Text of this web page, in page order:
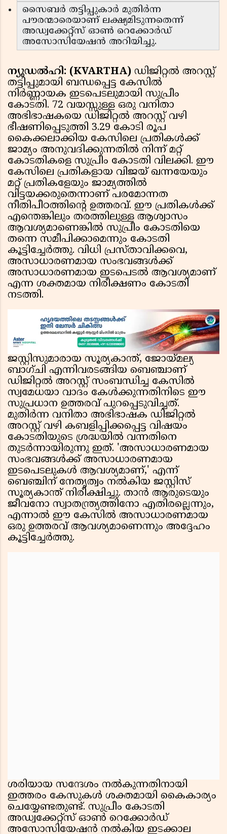
സൈബർ തട്ടിപ്പുകാർ മുതിർന്ന
പൗരന്മാരെയാണ് ലക്ഷ്യമിടുന്നതെന്ന്
അഡ്വക്കേറ്റ്സ് ഓൺ റെക്കോർഡ്
അസോസിയേഷൻ അറിയിച്ചു.
ന്യൂഡൽഹി: (KVARTHA) ഡിജിറ്റൽ അറസ്റ്റ്
തട്ടിപ്പുമായി ബന്ധപ്പെട്ട കേസിൽ
നിർണ്ണായക ഇടപെടലുമായി സുപ്രീം
കോടതി. 72 വയസ്സുള്ള ഒരു വനിതാ
അഭിഭാഷകയെ ഡിജിറ്റൽ അറസ്റ്റ് വഴി
ഭീഷണിപ്പെടുത്തി 3.29 കോടി രൂപ
കൈക്കലാക്കിയ കേസിലെ പ്രതികൾക്ക്
ജാമ്യം അനുവദിക്കുന്നതിൽ നിന്ന് മറ്റ്
കോടതികളെ സുപ്രീം കോടതി വിലക്കി. ഈ
കേസിലെ പ്രതികളായ വിജയ് ഖന്നയേയും
മറ്റ് പ്രതികളേയും ജാമ്യത്തിൽ
വിട്ടയക്കരുതെന്നാണ് പരമോന്നത
നീതിപീഠത്തിൻ്റെ ഉത്തരവ്. ഈ പ്രതികൾക്ക്
എന്തെങ്കിലും തരത്തിലുള്ള ആശ്വാസം
ആവശ്യമാണെങ്കിൽ സുപ്രീം കോടതിയെ
തന്നെ സമീപിക്കാമെന്നും കോടതി
കൂട്ടിച്ചേർത്തു. വിധി പ്രസ്താവിക്കവെ,
അസാധാരണമായ സംഭവങ്ങൾക്ക്
അസാധാരണമായ ഇടപെടൽ ആവശ്യമാണ്
എന്ന ശക്തമായ നിരീക്ഷണം കോടതി
നടത്തി.
ജസ്റ്റിസുമാരായ സൂര്യകാന്ത്, ജോയ്‍മല്യ
ബാഗ്ചി എന്നിവരടങ്ങിയ ബെഞ്ചാണ്
ഡിജിറ്റൽ അറസ്റ്റ് സംബന്ധിച്ച കേസിൽ
സ്വമേധയാ വാദം കേൾക്കുന്നതിനിടെ ഈ
സുപ്രധാന ഉത്തരവ് പുറപ്പെടുവിച്ചത്.
മുതിർന്ന വനിതാ അഭിഭാഷക ഡിജിറ്റൽ
അറസ്റ്റ് വഴി കബളിപ്പിക്കപ്പെട്ട വിഷയം
കോടതിയുടെ ശ്രദ്ധയിൽ വന്നതിനെ
തുടർന്നായിരുന്നു ഇത്. 'അസാധാരണമായ
സംഭവങ്ങൾക്ക് അസാധാരണമായ
ഇടപെടലുകൾ ആവശ്യമാണ്,' എന്ന്
ബെഞ്ചിന് നേതൃത്വം നൽകിയ ജസ്റ്റിസ്
സൂര്യകാന്ത് നിരീക്ഷിച്ചു. താൻ ആരുടെയും
ജീവനോ സ്വാതന്ത്ര്യത്തിനോ എതിരല്ലെന്നും,
എന്നാൽ ഈ കേസിൽ അസാധാരണമായ
ഒരു ഉത്തരവ് ആവശ്യമാണെന്നും അദ്ദേഹം
കൂട്ടിച്ചേർത്തു.
ശരിയായ സന്ദേശം നൽകുന്നതിനായി
ഇത്തരം കേസുകൾ ശക്തമായി കൈകാര്യം
ചെയ്യേണ്ടതുണ്ട്. സുപ്രീം കോടതി
അഡ്വക്കേറ്റ്സ് ഓൺ റെക്കോർഡ്
അസോസിയേഷൻ നൽകിയ ഇടക്കാല